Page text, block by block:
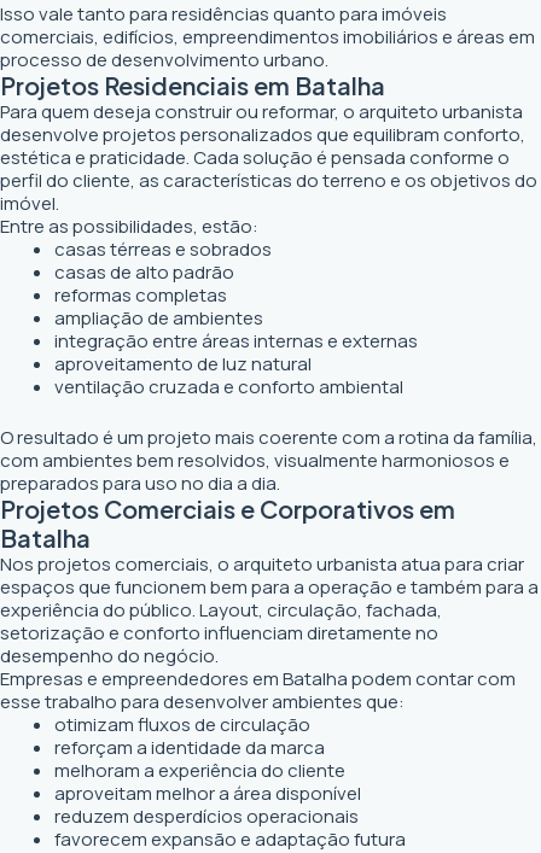
Isso vale tanto para residências quanto para imóveis
comerciais, edifícios, empreendimentos imobiliários e áreas em
processo de desenvolvimento urbano.
Projetos Residenciais em Batalha
Para quem deseja construir ou reformar, o arquiteto urbanista
desenvolve projetos personalizados que equilibram conforto,
estética e praticidade. Cada solução é pensada conforme o
perfil do cliente, as características do terreno e os objetivos do
imóvel.
Entre as possibilidades, estão:
casas térreas e sobrados
casas de alto padrão
reformas completas
ampliação de ambientes
integração entre áreas internas e externas
aproveitamento de luz natural
ventilação cruzada e conforto ambiental
O resultado é um projeto mais coerente com a rotina da família,
com ambientes bem resolvidos, visualmente harmoniosos e
preparados para uso no dia a dia.
Projetos Comerciais e Corporativos em
Batalha
Nos projetos comerciais, o arquiteto urbanista atua para criar
espaços que funcionem bem para a operação e também para a
experiência do público. Layout, circulação, fachada,
setorização e conforto influenciam diretamente no
desempenho do negócio.
Empresas e empreendedores em Batalha podem contar com
esse trabalho para desenvolver ambientes que:
otimizam fluxos de circulação
reforçam a identidade da marca
melhoram a experiência do cliente
aproveitam melhor a área disponível
reduzem desperdícios operacionais
favorecem expansão e adaptação futura